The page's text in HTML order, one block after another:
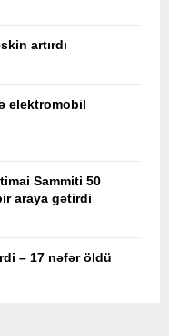
artırdı
elektromobil
Sammiti 50
araya gətirdi
– 17 nəfər öldü